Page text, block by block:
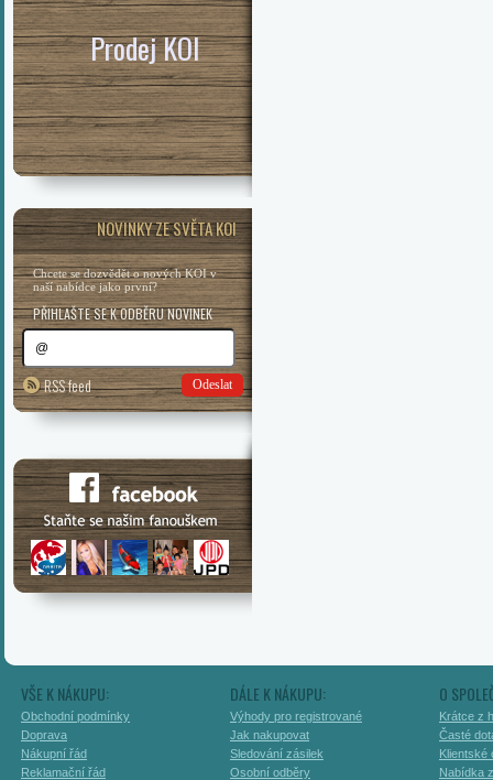
Prodej KOI
NOVINKY ZE SVĚTA KOI
Chcete se dozvědět o nových KOI v
naší nabídce jako první?
PŘIHLAŠTE SE K ODBĚRU NOVINEK
RSS feed Odeslat
VŠE K NÁKUPU:
Obchodní podmínky
Doprava
Nákupní řád
Reklamační řád
DÁLE K NÁKUPU:
Výhody pro registrované
Jak nakupovat
Sledování zásilek
Osobní odběry
O
Krátce z
Časté
Klientské
Nabídka